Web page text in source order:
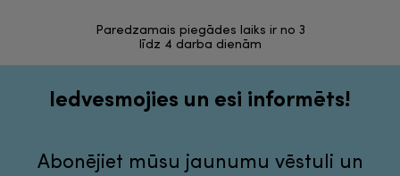
Paredzamais piegādes laiks ir no 3
līdz 4 darba dienām
Iedvesmojies un esi informēts!
Abonējiet mūsu jaunumu vēstuli un